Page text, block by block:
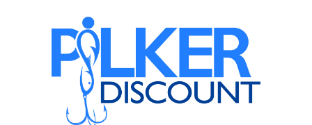
Zum Hauptinhalt springen